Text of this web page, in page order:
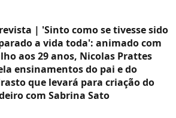
| 'Sinto como se tivesse sido
a vida toda': animado com
aos 29 anos, Nicolas Prattes
ensinamentos do pai e do
que levará para criação do
com Sabrina Sato